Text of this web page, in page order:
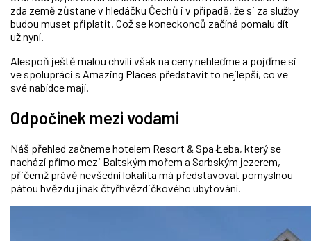
zda země zůstane v hledáčku Čechů i v případě, že si za služby
budou muset připlatit. Což se koneckonců začíná pomalu dít
už nyní.
Alespoň ještě malou chvíli však na ceny nehleďme a pojďme si
ve spolupráci s Amazing Places představit to nejlepší, co ve
své nabídcemají.
Odpočinek mezi vodami
Náš přehled začneme hotelem Resort & Spa Łeba, který se
nachází přímo mezi Baltským mořem a Sarbským jezerem,
přičemž právě nevšední lokalita má představovat pomyslnou
pátou hvězdu jinak čtyřhvězdičkového ubytování.